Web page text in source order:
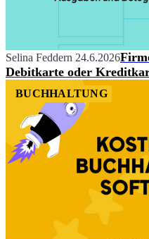
Selina Feddern 24.6.2026
Debitkarte oder
BUCHHALTUNG